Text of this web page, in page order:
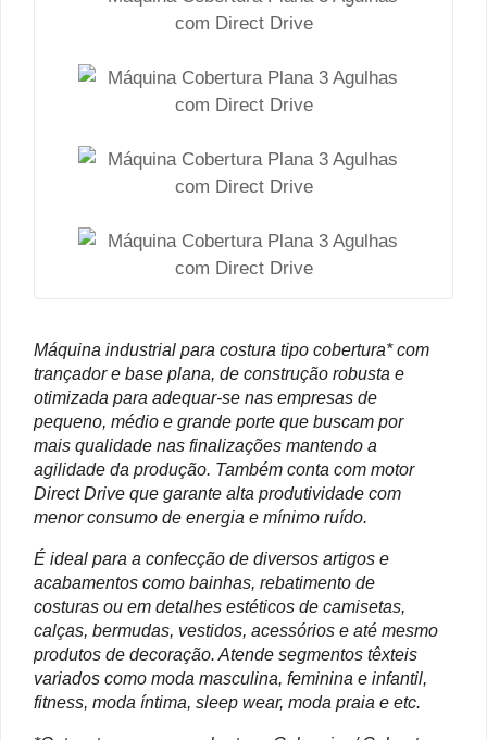
Máquina industrial para costura tipo cobertura* com
trançador e base plana, de construção robusta e
otimizada para adequar-se nas empresas de
pequeno, médio e grande porte que buscam por
mais qualidade nas finalizações mantendo a
agilidade da produção. Também conta com motor
Direct Drive que garante alta produtividade com
menor consumo de energia e mínimo ruído.
É ideal para a confecção de diversos artigos e
acabamentos como bainhas, rebatimento de
costuras ou em detalhes estéticos de camisetas,
calças, bermudas, vestidos, acessórios e até mesmo
produtos de decoração. Atende segmentos têxteis
variados como moda masculina, feminina e infantil,
fitness, moda íntima, sleep wear, moda praia e etc.